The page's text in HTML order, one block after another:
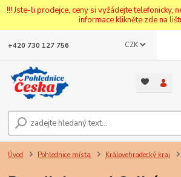
!!! Jste-li prodejce, ceny si vyžádejte telefonicky,
informace klikněte zde na
CZK
+420 730 127 756
Úvod Pohlednice místa Královehradecký kraj